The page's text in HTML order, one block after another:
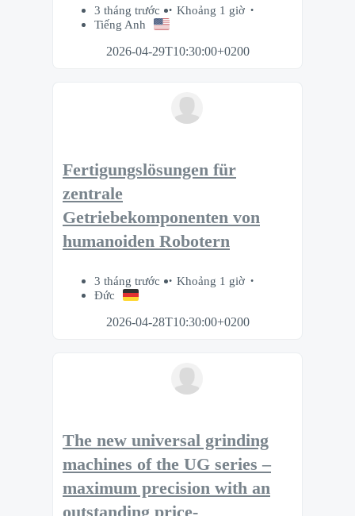
3 tháng trước
Khoảng 1 giờ
Tiếng Anh
2026-04-29T10:30:00+0200
Fertigungslösungen für
zentrale
Getriebekomponenten von
humanoiden Robotern
3 tháng trước
Khoảng 1 giờ
Đức
2026-04-28T10:30:00+0200
The new universal grinding
machines of the UG series –
maximum precision with an
outstanding price-